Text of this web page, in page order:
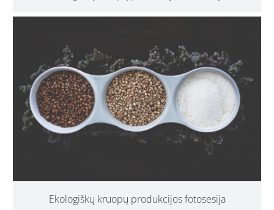
Ekologiškų kruopų produkcijos fotosesija